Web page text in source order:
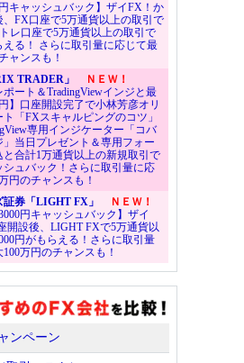
円キャッシュバック】ザイFX！か
、FX口座で5万通貨以上の取引で
レ口座で5万通貨以上の取引で
える！ さらに取引量に応じて最
ャンスも！
TRADER」
ＮＥＷ！
ポート＆TradingViewインジと最
】口座開設完了で小林芳彦オリ
「FXスキャルピングのコツ」
専用インジケーター「コバ
」当日プレゼント＆専用フォー
と合計1万通貨以上の新規取引で
シュバック！さらに取引量に応
円のチャンスも！
証券「LIGHT FX」
ＮＥＷ！
円キャッシュバック】ザイ
開設後、LIGHT FXで5万通貨以
円がもらえる！さらに取引量
万円のチャンスも！
ンペーン